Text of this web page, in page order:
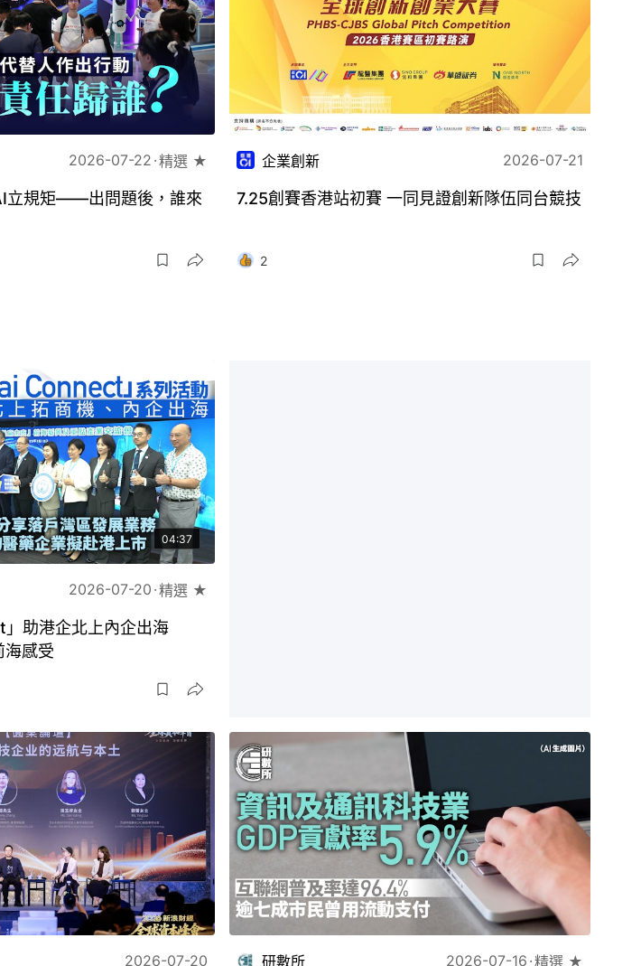
2026-07-22 精選 ★
立規矩——出問題後，誰來
企業創新 2026-07-21
7.25創賽香港站初賽 一同見證創新隊伍同台競技
2
04:37
2026-07-20 精選 ★
」助港企北上內企出海
海感受
2026-07-20 研數所 2026-07-16 精選 ★